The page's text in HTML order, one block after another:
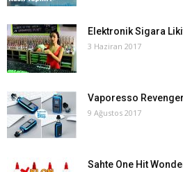
Elektronik Sigara
3 Haziran 2017
Vaporesso
9 Ağustos 2017
Sahte One Hit